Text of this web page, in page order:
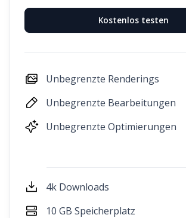
Kostenlos testen
Unbegrenzte Renderings
Unbegrenzte Bearbeitungen
Unbegrenzte Optimierungen
4k Downloads
10 GB Speicherplatz